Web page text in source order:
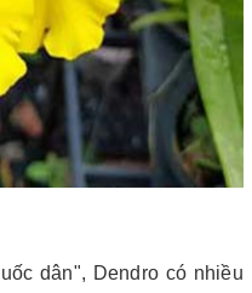
dân", Dendro có nhiều